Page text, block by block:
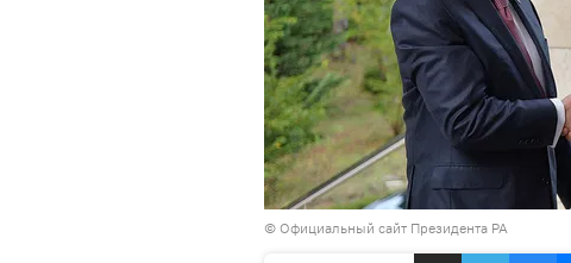
© Официальный сайт Президента РА